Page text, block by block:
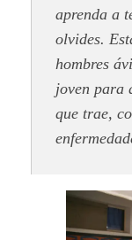
aprenda a
olvides.
hombres
joven para
que trae,